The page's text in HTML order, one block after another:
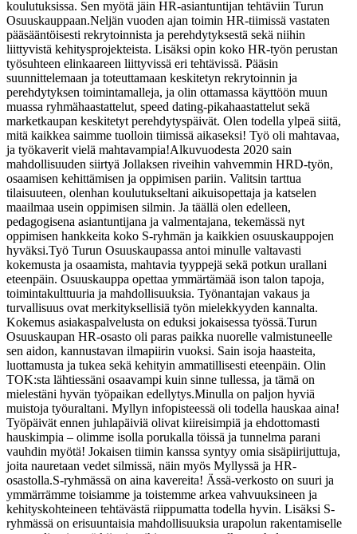
koulutuksissa. Sen myötä jäin HR-asiantuntijan tehtäviin Turun
Osuuskauppaan.Neljän vuoden ajan toimin HR-tiimissä vastaten
pääsääntöisesti rekrytoinnista ja perehdytyksestä sekä niihin
liittyvistä kehitysprojekteista. Lisäksi opin koko HR-työn perustan
työsuhteen elinkaareen liittyvissä eri tehtävissä. Pääsin
suunnittelemaan ja toteuttamaan keskitetyn rekrytoinnin ja
perehdytyksen toimintamalleja, ja olin ottamassa käyttöön muun
muassa ryhmähaastattelut, speed dating-pikahaastattelut sekä
marketkaupan keskitetyt perehdytyspäivät. Olen todella ylpeä siitä,
mitä kaikkea saimme tuolloin tiimissä aikaseksi! Työ oli mahtavaa,
ja työkaverit vielä mahtavampia!Alkuvuodesta 2020 sain
mahdollisuuden siirtyä Jollaksen riveihin vahvemmin HRD-työn,
osaamisen kehittämisen ja oppimisen pariin. Valitsin tarttua
tilaisuuteen, olenhan koulutukseltani aikuisopettaja ja katselen
maailmaa usein oppimisen silmin. Ja täällä olen edelleen,
pedagogisena asiantuntijana ja valmentajana, tekemässä nyt
oppimisen hankkeita koko S-ryhmän ja kaikkien osuuskauppojen
hyväksi.Työ Turun Osuuskaupassa antoi minulle valtavasti
kokemusta ja osaamista, mahtavia tyyppejä sekä potkun urallani
eteenpäin. Osuuskauppa opettaa ymmärtämää ison talon tapoja,
toimintakulttuuria ja mahdollisuuksia. Työnantajan vakaus ja
turvallisuus ovat merkityksellisiä työn mielekkyyden kannalta.
Kokemus asiakaspalvelusta on eduksi jokaisessa työssä.Turun
Osuuskaupan HR-osasto oli paras paikka nuorelle valmistuneelle
sen aidon, kannustavan ilmapiirin vuoksi. Sain isoja haasteita,
luottamusta ja tukea sekä kehityin ammatillisesti eteenpäin. Olin
TOK:sta lähtiessäni osaavampi kuin sinne tullessa, ja tämä on
mielestäni hyvän työpaikan edellytys.Minulla on paljon hyviä
muistoja työuraltani. Myllyn infopisteessä oli todella hauskaa aina!
Työpäivät ennen juhlapäiviä olivat kiireisimpiä ja ehdottomasti
hauskimpia – olimme isolla porukalla töissä ja tunnelma parani
vauhdin myötä! Jokaisen tiimin kanssa syntyy omia sisäpiirijuttuja,
joita nauretaan vedet silmissä, näin myös Myllyssä ja HR-
osastolla.S-ryhmässä on aina kavereita! Ässä-verkosto on suuri ja
ymmärrämme toisiamme ja toistemme arkea vahvuuksineen ja
kehityskohteineen tehtävästä riippumatta todella hyvin. Lisäksi S-
ryhmässä on erisuuntaisia mahdollisuuksia urapolun rakentamiselle